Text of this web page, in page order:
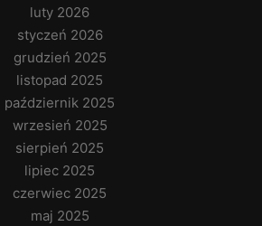
luty 2026
styczeń 2026
grudzień 2025
listopad 2025
październik 2025
wrzesień 2025
sierpień 2025
lipiec 2025
czerwiec 2025
maj 2025